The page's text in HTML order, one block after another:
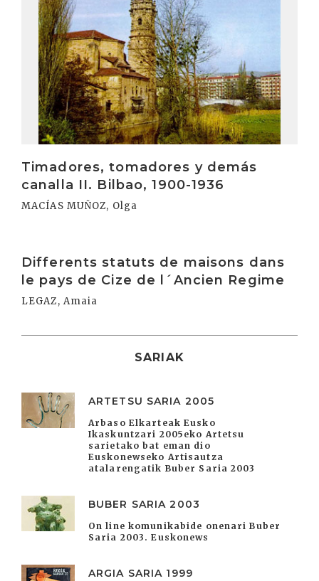
Timadores, tomadores y demás
canalla II. Bilbao, 1900-1936
MACÍAS MUÑOZ, Olga
Differents statuts de maisons dans
le pays de Cize de l´Ancien Regime
LEGAZ, Amaia
SARIAK
ARTETSU SARIA 2005
Arbaso Elkarteak Eusko
Ikaskuntzari 2005eko Artetsu
sarietako bat eman dio
Euskonewseko Artisautza
atalarengatik Buber Saria 2003
BUBER SARIA 2003
On line komunikabide onenari Buber
Saria 2003. Euskonews
ARGIA SARIA 1999